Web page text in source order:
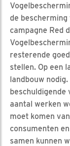
de
campagne Red
resterende
stellen. Op een
landbouw
aantal werken
moet komen
consumenten
samen kunnen